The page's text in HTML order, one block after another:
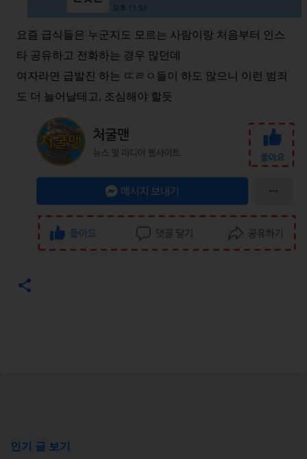
요즘 급식들은 누군지도 모르는 사람이랑 처음부터 인스
타 공유하고 전화하는 경우 많던데
여자라면 급발진 하는 ㄸㄹㅇ들이 하도 많으니 이런 범죄
도 더 늘어날테고, 조심해야 할듯
인기 글 보기